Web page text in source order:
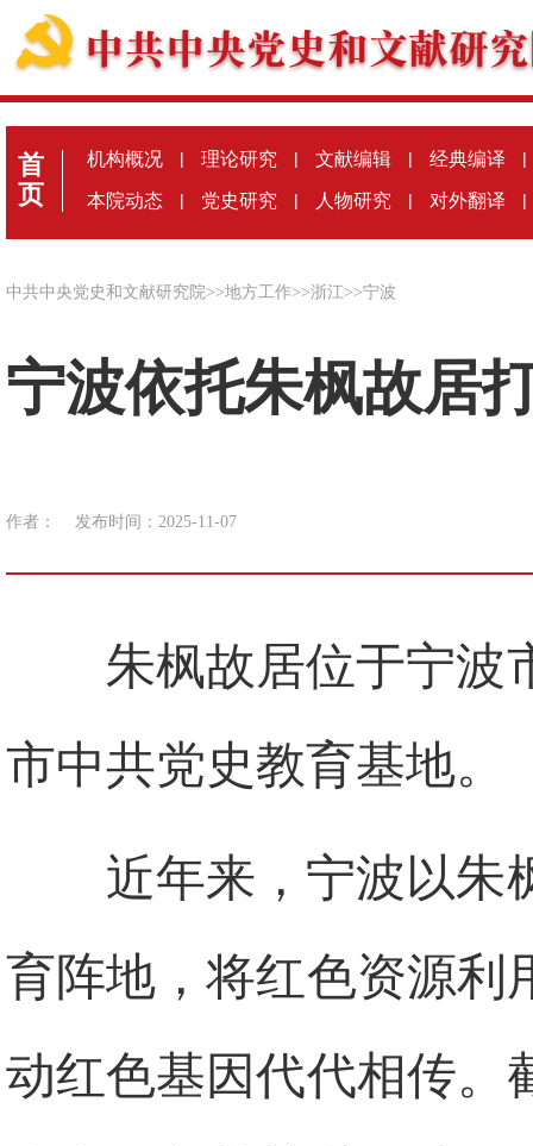
首
页
机构概况 | 理论研究 | 文献编辑 | 经典编译 |
本院动态 | 党史研究 | 人物研究 | 对外翻译 |
中共中央党史和文献研究院>>地方工作>>浙江>>宁波
宁波依托朱枫故居
作者： 发布时间：2025-11-07
朱枫故居位于宁波
市中共党史教育基地。
近年来，宁波以朱
育阵地，将红色资源利
动红色基因代代相传。